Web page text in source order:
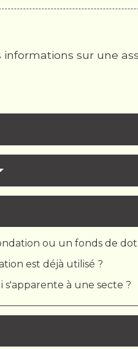
sur une
ou un fonds de
est déjà utilisé ?
s'apparente à une secte ?